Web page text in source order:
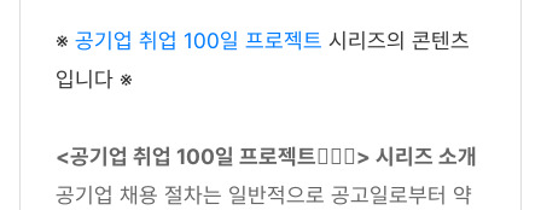
※ 공기업 취업 100일 프로젝트 시리즈의 콘텐츠
입니다 ※
<공기업 취업 100일 프로젝트🕵🏻‍♂️> 시리즈 소개
공기업 채용 절차는 일반적으로 공고일로부터 약